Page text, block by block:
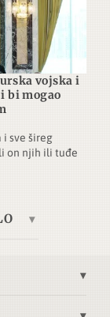
vojska i
bi mogao
sve šireg
on njih ili tuđe